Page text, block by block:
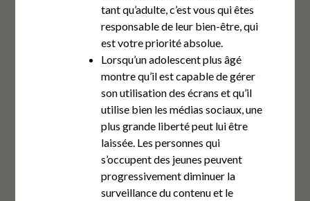
tant qu’adulte, c’est vous qui êtes
responsable de leur bien-être, qui
est votre priorité absolue.
Lorsqu’un adolescent plus âgé
montre qu’il est capable de gérer
son utilisation des écrans et qu’il
utilise bien les médias sociaux, une
plus grande liberté peut lui être
laissée. Les personnes qui
s’occupent des jeunes peuvent
progressivement diminuer la
surveillance du contenu et le